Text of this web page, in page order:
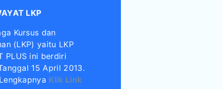
LKP
Kursus dan
(LKP) yaitu LKP
PLUS ini berdiri
15 April 2013.
Klik Link